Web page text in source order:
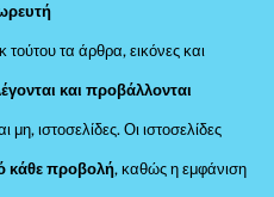
τα άρθρα, εικόνες και
και προβάλλονται
μη, ιστοσελίδες. Οι ιστοσελίδες
κάθε προβολή, καθώς η εμφάνιση